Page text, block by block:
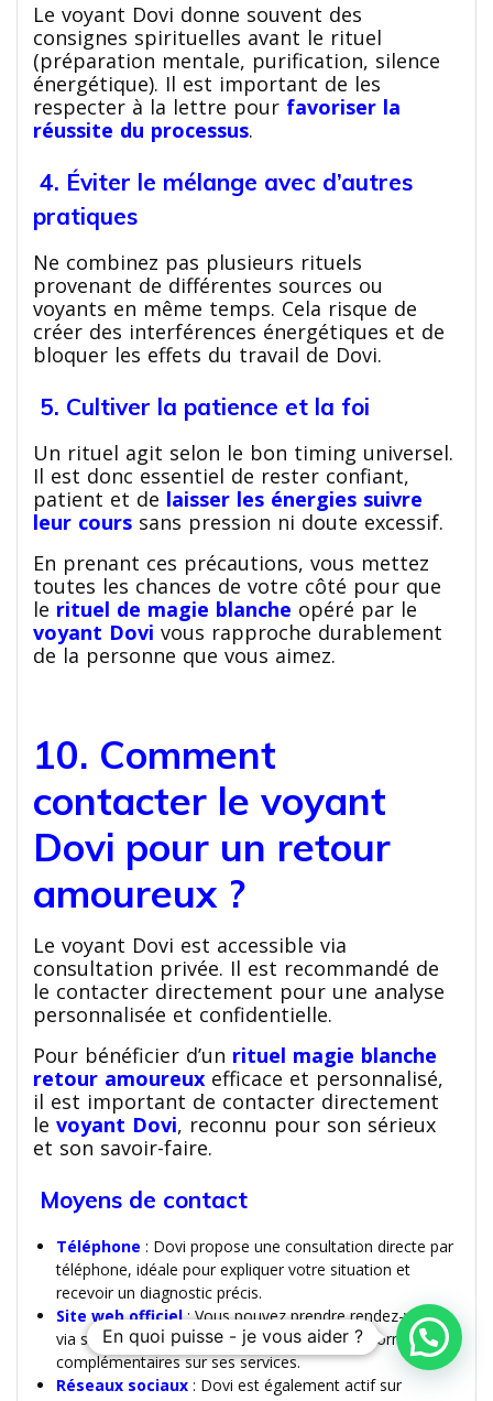
Le voyant Dovi donne souvent des
consignes spirituelles avant le rituel
(préparation mentale, purification, silence
énergétique). Il est important de les
respecter à la lettre pour favoriser la
réussite du processus.
4. Éviter le mélange avec d’autres
pratiques
Ne combinez pas plusieurs rituels
provenant de différentes sources ou
voyants en même temps. Cela risque de
créer des interférences énergétiques et de
bloquer les effets du travail de Dovi.
5. Cultiver la patience et la foi
Un rituel agit selon le bon timing universel.
Il est donc essentiel de rester confiant,
patient et de laisser les énergies suivre
leur cours sans pression ni doute excessif.
En prenant ces précautions, vous mettez
toutes les chances de votre côté pour que
le rituel de magie blanche opéré par le
voyant Dovi vous rapproche durablement
de la personne que vous aimez.
10. Comment
contacter le voyant
Dovi pour un retour
amoureux ?
Le voyant Dovi est accessible via
consultation privée. Il est recommandé de
le contacter directement pour une analyse
personnalisée et confidentielle.
Pour bénéficier d’un rituel magie blanche
retour amoureux efficace et personnalisé,
il est important de contacter directement
le voyant Dovi, reconnu pour son sérieux
et son savoir-faire.
Moyens de contact
Téléphone : Dovi propose une consultation directe par
téléphone, idéale pour expliquer votre situation et
recevoir un diagnostic précis.
Site web officiel: Vous pouvez prendre rendez-vous
via son site, où sont aussi disponibles des informations
complémentaires sur ses services.
Réseaux sociaux : Dovi est également actif sur
En quoi puisse - je vous aider ?